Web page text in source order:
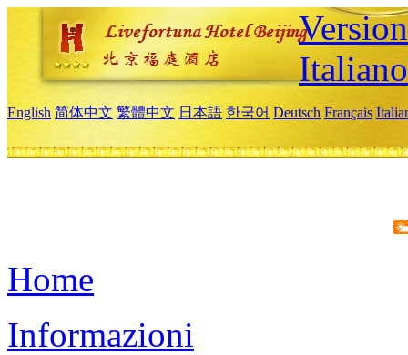
Italiano
English 简体中文 繁體中文 日本語 한국어 Deutsch Français
Home
Informazioni